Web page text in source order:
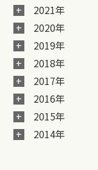
2021年
2020年
2019年
2018年
2017年
2016年
2015年
2014年